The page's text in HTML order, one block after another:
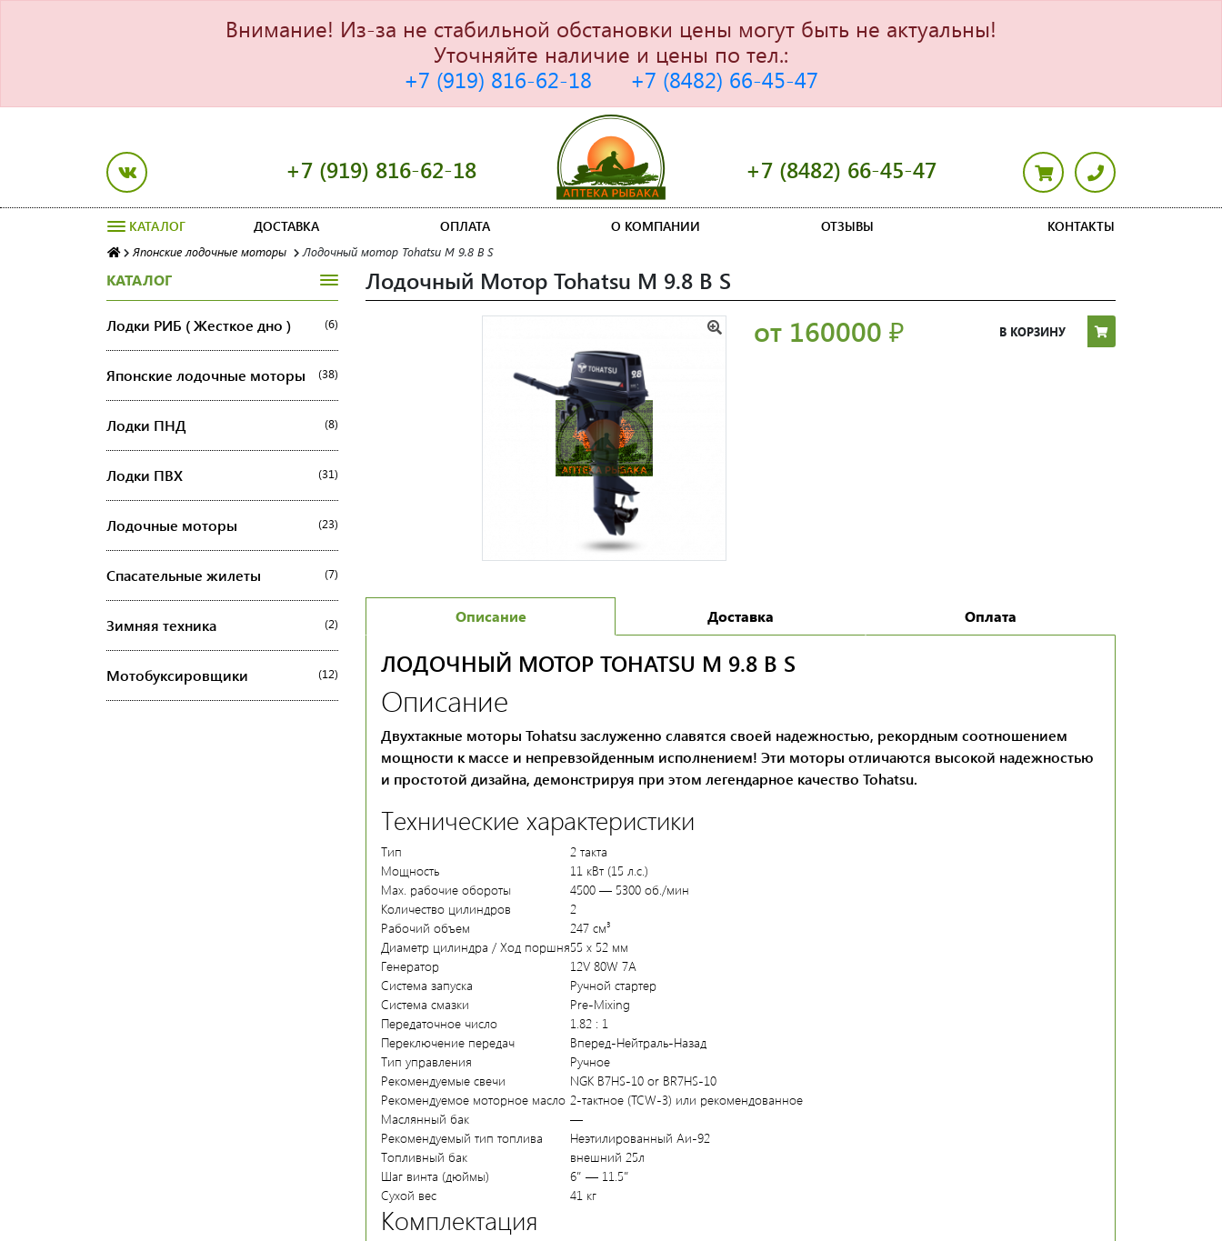
Внимание! Из-за не стабильной обстановки цены могут быть не актуальны!
Уточняйте наличие и цены по тел.:
+7 (919) 816-62-18
+7 (8482) 66-45-47
+7 (919) 816-62-18 +7 (8482) 66-45-47
КАТАЛОГ ДОСТАВКА ОПЛАТА О КОМПАНИИ ОТЗЫВЫ КОНТАКТЫ
Японские лодочные моторы Лодочный мотор Tohatsu M 9.8 B S
КАТАЛОГ
Лодки РИБ ( Жесткое дно ) (6)
Японские лодочные моторы (38)
Лодки ПНД (8)
Лодки ПВХ (31)
Лодочные моторы (23)
Спасательные жилеты (7)
Зимняя техника (2)
Мотобуксировщики (12)
Лодочный Мотор Tohatsu M 9.8 B S
от 160000₽ В КОРЗИНУ
Описание Доставка Оплата
ЛОДОЧНЫЙ МОТОР TOHATSU M 9.8 B S
Описание
Двухтакные моторы Tohatsu заслуженно славятся своей надежностью, рекордным соотношением
мощности к массе и непревзойденным исполнением! Эти моторы отличаются высокой надежностью
и простотой дизайна, демонстрируя при этом легендарное качество Tohatsu.
Технические характеристики
Тип
2 такта
Мощность
11 кВт (15 л.с.)
Мах. рабочие обороты
4500 — 5300 об./мин
Количество цилиндров
2
Рабочий объем
247 см³
Диаметр цилиндра / Ход поршня55 x 52 мм
Генератор
12V 80W 7A
Система запуска
Ручной стартер
Система смазки
Pre-Mixing
Передаточное число
1.82 : 1
Переключение передач
Вперед-Нейтраль-Назад
Тип управления
Ручное
Рекомендуемые свечи
NGK B7HS-10 or BR7HS-10
Рекомендуемое моторное масло 2-тактное (TCW-3) или рекомендованное
Маслянный бак
—
Рекомендуемый тип топлива
Неэтилированный Аи-92
Топливный бак
внешний 25л
Шаг винта (дюймы)
6″ — 11.5″
Сухой вес
41 кг
Комплектация